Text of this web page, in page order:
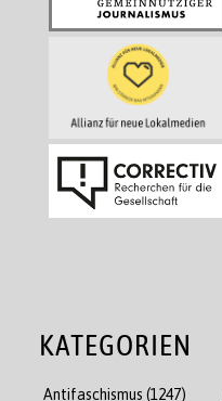
KATEGORIEN
Antifaschismus (1247)